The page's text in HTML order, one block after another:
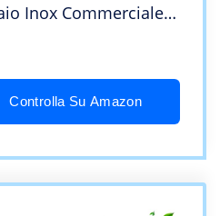
Inox Commerciale
Deodorante E
di Ozono
Controlla Su Amazon